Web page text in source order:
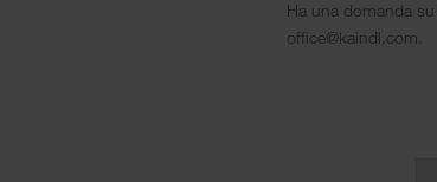
Ha una domanda
office@kaindl.com.